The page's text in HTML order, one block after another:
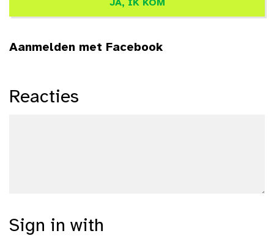
Aanmelden met Facebook
Reacties
Sign in with